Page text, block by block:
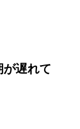
が遅れて